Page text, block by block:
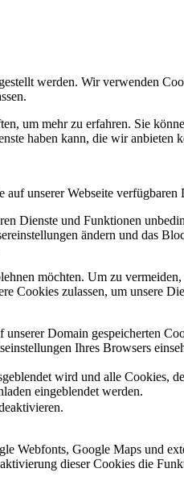
werden. Wir verwenden
um mehr zu erfahren. Sie
haben kann, die wir anbieten
unserer Webseite
Dienste und Funktionen
ändern und das
möchten. Um zu
Cookies zulassen, um unsere
Domain gespeicherten
Ihres Browsers
wird und alle Cookies,
eingeblendet werden.
Webfonts, Google Maps und
dieser Cookies die